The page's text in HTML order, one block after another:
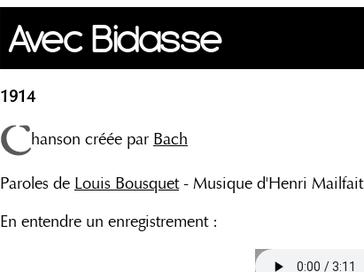
Avec Bidasse
1914
hanson créée par Bach
Paroles de Louis Bousquet- Musique d'Henri Mailfait
En entendre un enregistrement :